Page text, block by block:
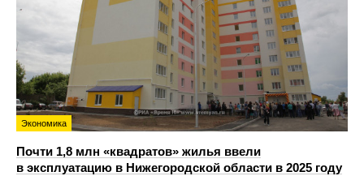
Экономика
Почти 1,8 млн «квадратов» жилья ввели
в эксплуатацию в Нижегородской области в 2025 году